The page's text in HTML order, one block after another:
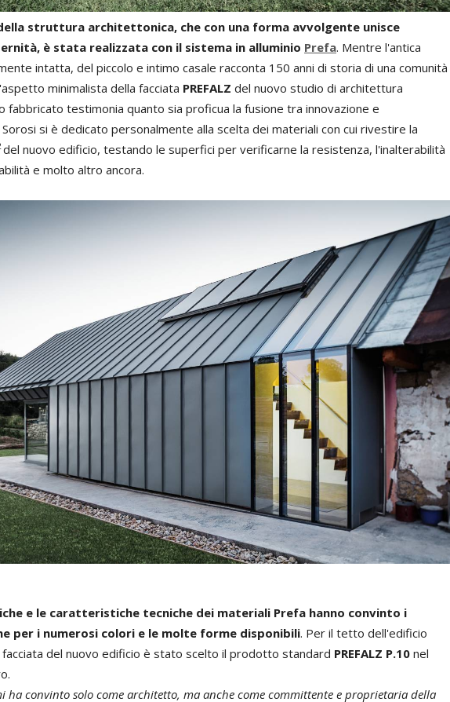
struttura architettonica, che con una forma avvolgente unisce
è stata realizzata con il sistema in alluminio Prefa. Mentre l'antica
intatta, del piccolo e intimo casale racconta 150 anni di storia di una comunità
minimalista della facciata PREFALZ del nuovo studio di architettura
fabbricato testimonia quanto sia proficua la fusione tra innovazione e
si è dedicato personalmente alla scelta dei materiali con cui rivestire la
del nuovo edificio, testando le superfici per verificarne la resistenza, l'inalterabilità
e molto altro ancora.
e le caratteristiche tecniche dei materiali Prefa hanno convinto i
per i numerosi colori e le molte forme disponibili. Per il tetto dell'edificio
del nuovo edificio è stato scelto il prodotto standard PREFALZ P.10 nel
ha convinto solo come architetto, ma anche come committente e proprietaria della